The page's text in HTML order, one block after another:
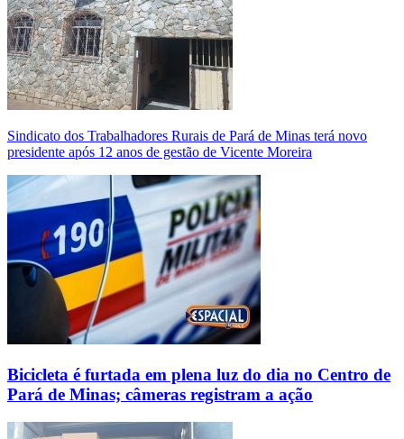
Sindicato dos Trabalhadores Rurais de Pará de Minas terá novo
presidente após 12 anos de gestão de Vicente Moreira
Bicicleta é furtada em plena luz do dia no Centro de
Pará de Minas; câmeras registram a ação